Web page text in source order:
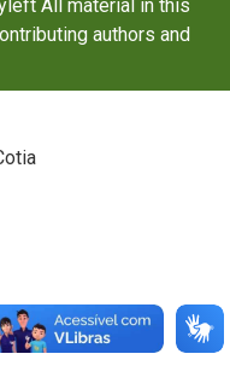
All material in this
authors and